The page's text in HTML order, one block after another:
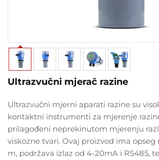
Ultrazvučni mjerač razine
Ultrazvučni mjerni aparati razine su
kontaktni instrumenti za mjerenje
prilagođeni neprekinutom mjerenju
viskozne tvari. Ovaj proizvod ima opseg
m, podržava izlaz od 4-20mA i RS485,